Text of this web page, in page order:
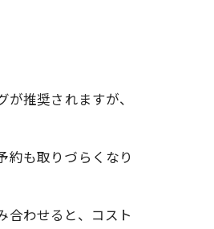
推奨されますが、
約も取りづらくなり
合わせると、コスト